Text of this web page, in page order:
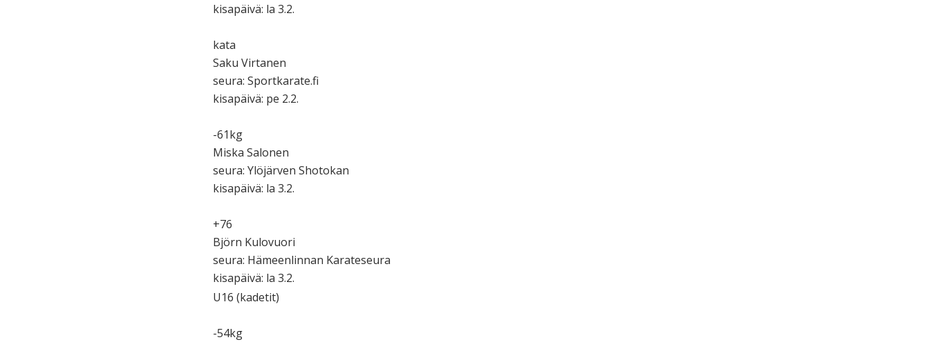
kisapäivä: la 3.2.
kata
Saku Virtanen
seura: Sportkarate.fi
kisapäivä: pe 2.2.
-61kg
Miska Salonen
seura: Ylöjärven Shotokan
kisapäivä: la 3.2.
+76
Björn Kulovuori
seura: Hämeenlinnan Karateseura
kisapäivä: la 3.2.
U16 (kadetit)
-54kg